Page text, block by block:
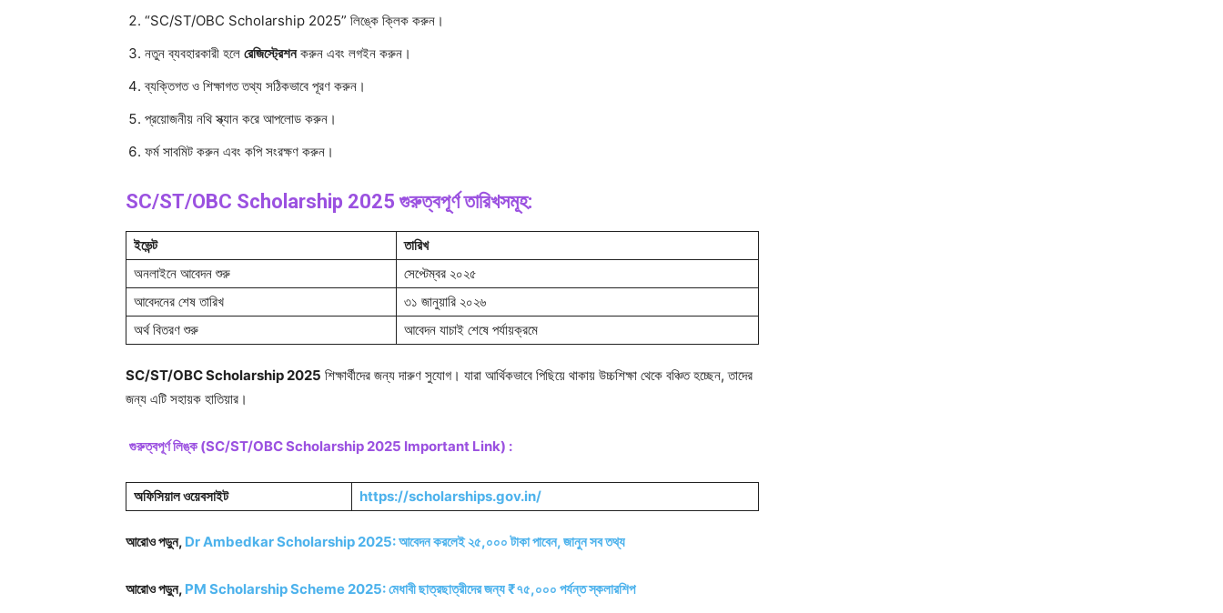
“SC/ST/OBC Scholarship 2025” লিঙ্কে ক্লিক করুন।
নতুন ব্যবহারকারী হলে রেজিস্ট্রেশনকরুন এবং লগইন করুন।
ব্যক্তিগত ও শিক্ষাগত তথ্য সঠিকভাবে পূরণ করুন।
প্রয়োজনীয় নথি স্ক্যান করে আপলোড করুন।
ফর্ম সাবমিট করুন এবং কপি সংরক্ষণ করুন।
SC/ST/OBC Scholarship 2025 গুরুত্বপূর্ণ তারিখসমূহ:
ইভেন্ট
তারিখ
অনলাইনে আবেদন শুরু
সেপ্টেম্বর ২০২৫
আবেদনের শেষ তারিখ
৩১ জানুয়ারি ২০২৬
অর্থ বিতরণ শুরু
আবেদন যাচাই শেষে পর্যায়ক্রমে
SC/ST/OBC Scholarship 2025 শিক্ষার্থীদের জন্য দারুণ সুযোগ। যারা আর্থিকভাবে পিছিয়ে থাকায় উচ্চশিক্ষা থেকে বঞ্চিত হচ্ছেন, তাদের
জন্য এটি সহায়ক হাতিয়ার।
গুরুত্বপূর্ণ লিঙ্ক (SC/ST/OBC Scholarship 2025 Important Link) :
অফিসিয়াল ওয়েবসাইট https://scholarships.gov.in/
আরোও পড়ুন, Dr Ambedkar Scholarship 2025: আবেদন করলেই ২৫,০০০ টাকা পাবেন, জানুন সব তথ্য
আরোও পড়ুন, PM Scholarship Scheme 2025: মেধাবী ছাত্রছাত্রীদের জন্য ₹৭৫,০০০ পর্যন্ত স্কলারশিপ